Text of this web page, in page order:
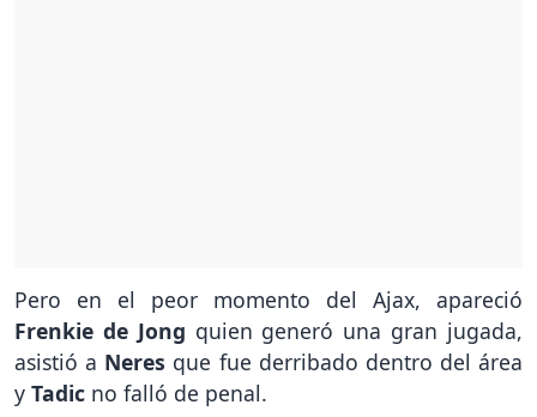
Pero en el peor momento del Ajax, apareció
Frenkie de Jong quien generó una gran jugada,
asistió a Neres que fue derribado dentro del área
y Tadic no falló de penal.